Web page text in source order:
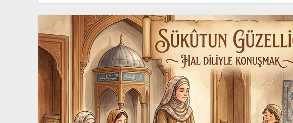
Eğitimidir,
Cevvazdan
Cevher
Doğmaz!”